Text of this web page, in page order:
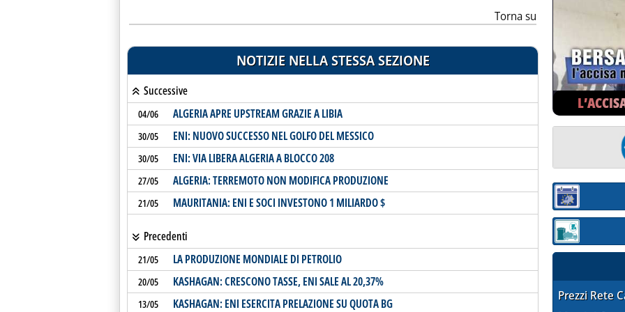
Torna su
NOTIZIE NELLA STESSA SEZIONE
Successive
04/06 ALGERIA APRE UPSTREAM GRAZIE A LIBIA
30/05 ENI: NUOVO SUCCESSO NEL GOLFO DEL MESSICO
30/05 ENI: VIA LIBERA ALGERIA A BLOCCO 208
27/05 ALGERIA: TERREMOTO NON MODIFICA PRODUZIONE
21/05 MAURITANIA: ENI E SOCI INVESTONO 1 MILIARDO $
Precedenti
21/05 LA PRODUZIONE MONDIALE DI PETROLIO
20/05 KASHAGAN: CRESCONO TASSE, ENI SALE AL 20,37%
13/05 KASHAGAN: ENI ESERCITA PRELAZIONE SU QUOTA BG
Sezione:
Sezione:
Prezzi Rete